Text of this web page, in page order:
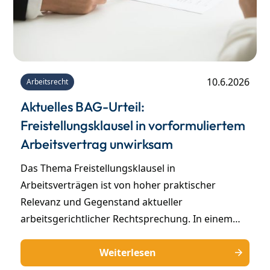
Arbeitsrecht 10.6.2026
Aktuelles BAG-Urteil:
Freistellungsklausel in vorformuliertem
Arbeitsvertrag unwirksam
Das Thema Freistellungsklausel in
Arbeitsverträgen ist von hoher praktischer
Relevanz und Gegenstand aktueller
arbeitsgerichtlicher Rechtsprechung. In einem
(Bundesarbeitsgericht) sich mit der Frage befasst,
Weiterlesen